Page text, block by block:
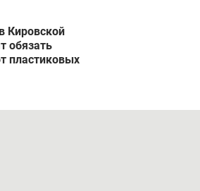
Кировской
обязать
пластиковых